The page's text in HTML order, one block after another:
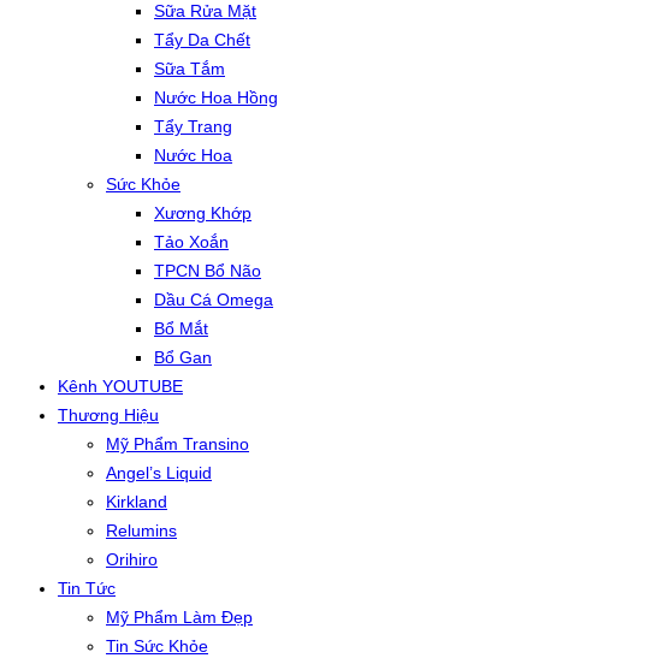
Sữa Rửa Mặt
Tẩy Da Chết
Sữa Tắm
Nước Hoa Hồng
Tẩy Trang
Nước Hoa
Sức Khỏe
Xương Khớp
Tảo Xoắn
TPCN Bổ Não
Dầu Cá Omega
Bổ Mắt
Bổ Gan
Kênh YOUTUBE
Thương Hiệu
Mỹ Phẩm Transino
Angel’s Liquid
Kirkland
Relumins
Orihiro
Tin Tức
Mỹ Phẩm Làm Đẹp
Tin Sức Khỏe